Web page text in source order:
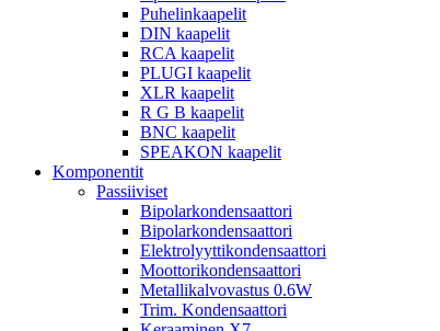
Puhelinkaapelit
DIN kaapelit
RCA kaapelit
PLUGI kaapelit
XLR kaapelit
R G B kaapelit
BNC kaapelit
SPEAKON kaapelit
Komponentit
Passiiviset
Bipolarkondensaattori
Bipolarkondensaattori
Elektrolyyttikondensaattori
Moottorikondensaattori
Metallikalvovastus 0.6W
Trim. Kondensaattori